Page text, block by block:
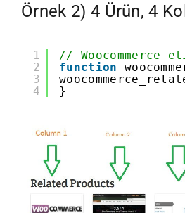
Örnek 2) 4 Ürün, 4
1
2
3
4
// Woocommerce
function
}